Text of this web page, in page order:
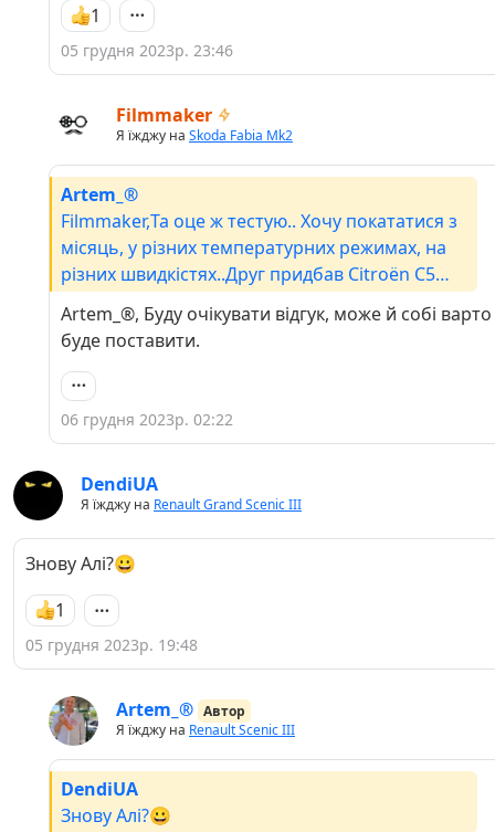
1
05 грудня 2023р. 23:46
Filmmaker
Я їжджу на Skoda Fabia Mk2
Artem_®
Filmmaker,Та оце ж тестую.. Хочу покататися з
місяць, у різних температурних режимах, на
різних швидкістях..Друг придбав Citroën C5
aircross. Там форсунки на двірниках з заводу
стоять. Мабуть виробники будуть переходити
на такий варіант все частіше.
Artem_®, Буду очікувати відгук, може й собі варто
буде поставити.
06 грудня 2023р. 02:22
DendiUA
Я їжджу на Renault Grand Scenic III
Знову Алі?😀
1
05 грудня 2023р. 19:48
Artem_® Автор
Я їжджу на Renault Scenic III
DendiUA
Знову Алі?😀